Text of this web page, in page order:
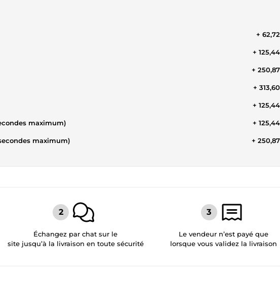
+
+
+
+
+
maximum) +
maximum) +
Échangez par chat sur le
site jusqu’à la livraison en toute sécurité
Le vendeur n’est payé que
lorsque vous validez la livraison